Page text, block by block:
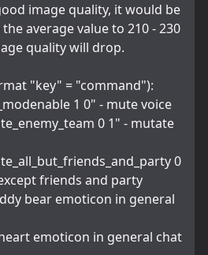
image quality, it would be
average value to 210 - 230
quality will drop.
"key" = "command"):
1 0" - mute voice
0 1" - mutate
0
friends and party
bear emoticon in general
emoticon in general chat